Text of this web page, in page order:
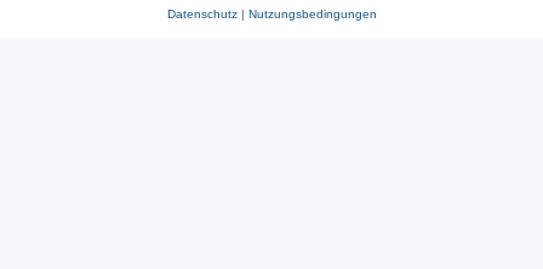
Datenschutz| Nutzungsbedingungen